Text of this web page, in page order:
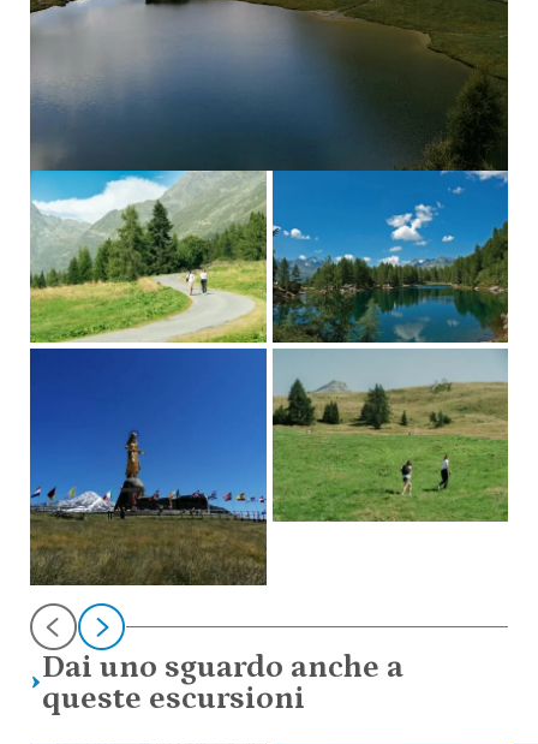
Dai uno sguardo anche a
queste escursioni